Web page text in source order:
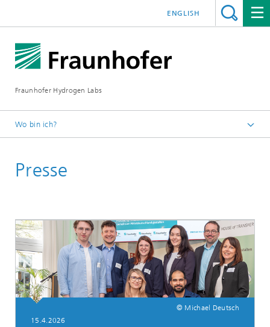
Fraunhofer Hydrogen Labs
ENGLISH
Wo bin ich?
Presse
© Michael Deutsch
15.4.2026